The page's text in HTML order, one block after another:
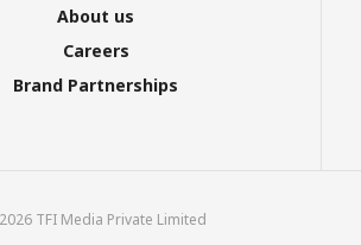
About us
Careers
Brand Partnerships
TFI Media Private Limited